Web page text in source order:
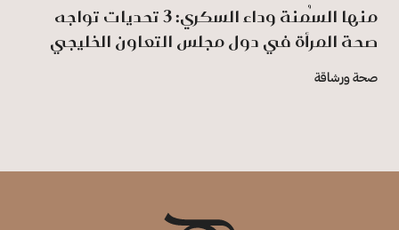
منها السُمنة وداء السكري: 3 تحديات تواجه
صحة المرأة في دول مجلس التعاون الخليجي
صحة ورشاقة